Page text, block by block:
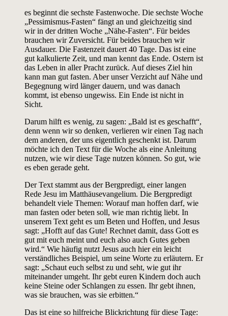
es beginnt die sechste Fastenwoche. Die sechste Woche
„Pessimismus-Fasten“ fängt an und gleichzeitig sind
wir in der dritten Woche „Nähe-Fasten“. Für beides
brauchen wir Zuversicht. Für beides brauchen wir
Ausdauer. Die Fastenzeit dauert 40 Tage. Das ist eine
gut kalkulierte Zeit, und man kennt das Ende. Ostern ist
das Leben in aller Pracht zurück. Auf dieses Ziel hin
kann man gut fasten. Aber unser Verzicht auf Nähe und
Begegnung wird länger dauern, und was danach
kommt, ist ebenso ungewiss. Ein Ende ist nicht in
Sicht.
Darum hilft es wenig, zu sagen: „Bald ist es geschafft“,
denn wenn wir so denken, verlieren wir einen Tag nach
dem anderen, der uns eigentlich geschenkt ist. Darum
möchte ich den Text für die Woche als eine Anleitung
nutzen, wie wir diese Tage nutzen können. So gut, wie
es eben gerade geht.
Der Text stammt aus der Bergpredigt, einer langen
Rede Jesu im Matthäusevangelium. Die Bergpredigt
behandelt viele Themen: Worauf man hoffen darf, wie
man fasten oder beten soll, wie man richtig liebt. In
unserem Text geht es um Beten und Hoffen, und Jesus
sagt: „Hofft auf das Gute! Rechnet damit, dass Gott es
gut mit euch meint und euch also auch Gutes geben
wird.“ Wie häufig nutzt Jesus auch hier ein leicht
verständliches Beispiel, um seine Worte zu erläutern. Er
sagt: „Schaut euch selbst zu und seht, wie gut ihr
miteinander umgeht. Ihr gebt euren Kindern doch auch
keine Steine oder Schlangen zu essen. Ihr gebt ihnen,
was sie brauchen, was sie erbitten.“
Das ist eine so hilfreiche Blickrichtung für diese Tage: